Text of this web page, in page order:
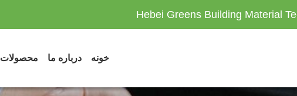
Hebei Greens Building Material
خونه درباره ما محصولات